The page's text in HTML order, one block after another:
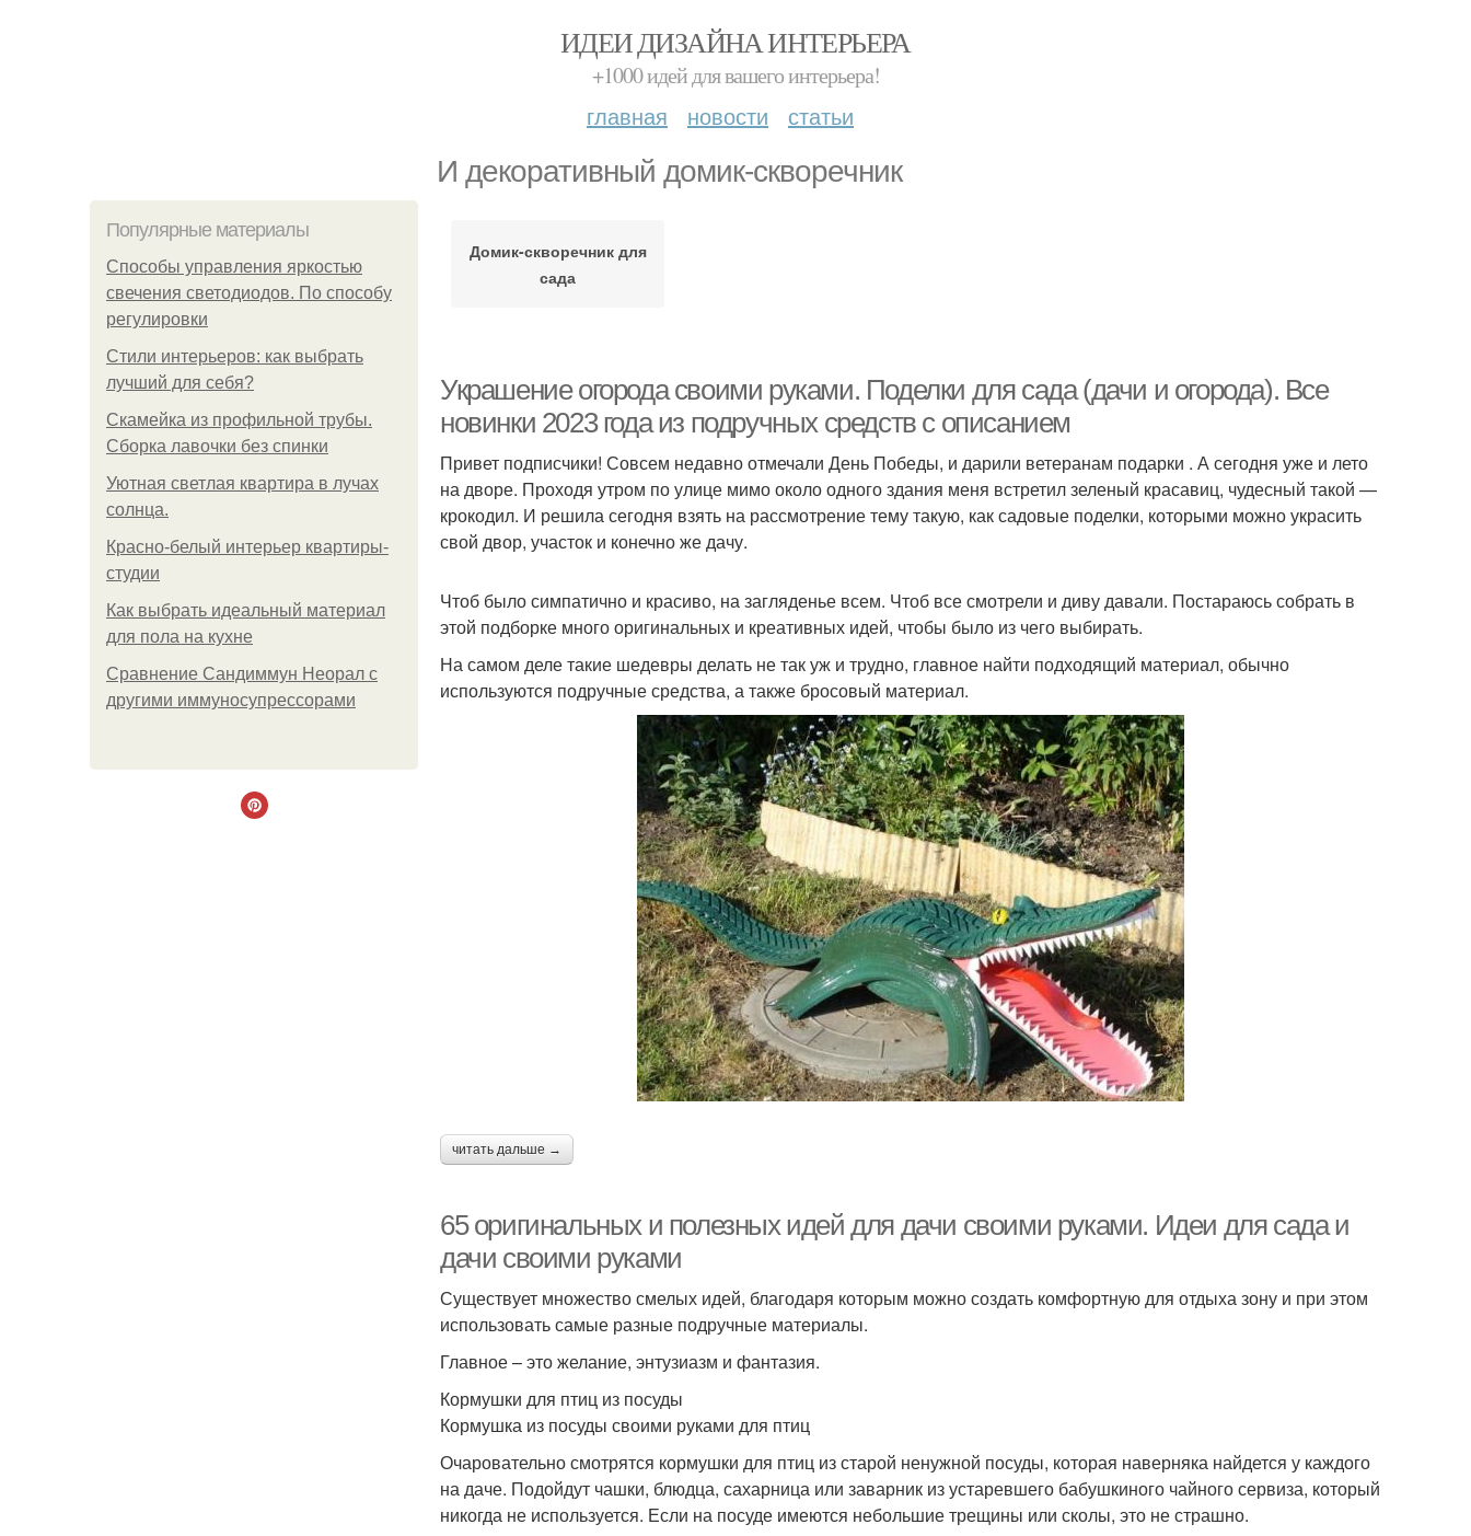
ИДЕИ ДИЗАЙНА ИНТЕРЬЕРА
+1000 идей для вашего интерьера!
главная новости статьи
И декоративный домик-скворечник
Популярные материалы
Способы управления яркостью
свечения светодиодов. По способу
регулировки
Стили интерьеров: как выбрать
лучший для себя?
Скамейка из профильной трубы.
Сборка лавочки без спинки
Уютная светлая квартира в лучах
солнца.
Красно-белый интерьер квартиры-
студии
Как выбрать идеальный материал
для пола на кухне
Сравнение Сандиммун Неорал с
другими иммуносупрессорами
Домик-скворечник для
сада
Украшение огорода своими руками. Поделки для сада (дачи и огорода). Все
новинки 2023 года из подручных средств с описанием
Привет подписчики! Совсем недавно отмечали День Победы, и дарили ветеранам подарки . А сегодня уже и лето
на дворе. Проходя утром по улице мимо около одного здания меня встретил зеленый красавиц, чудесный такой —
крокодил. И решила сегодня взять на рассмотрение тему такую, как садовые поделки, которыми можно украсить
свой двор, участок и конечно же дачу.
Чтоб было симпатично и красиво, на загляденье всем. Чтоб все смотрели и диву давали. Постараюсь собрать в
этой подборке много оригинальных и креативных идей, чтобы было из чего выбирать.
На самом деле такие шедевры делать не так уж и трудно, главное найти подходящий материал, обычно
используются подручные средства, а также бросовый материал.
читать дальше →
65 оригинальных и полезных идей для дачи своими руками. Идеи для сада и
дачи своими руками
Существует множество смелых идей, благодаря которым можно создать комфортную для отдыха зону и при этом
использовать самые разные подручные материалы.
Главное – это желание, энтузиазм и фантазия.
Кормушки для птиц из посуды
Кормушка из посуды своими руками для птиц
Очаровательно смотрятся кормушки для птиц из старой ненужной посуды, которая наверняка найдется у каждого
на даче. Подойдут чашки, блюдца, сахарница или заварник из устаревшего бабушкиного чайного сервиза, который
никогда не используется. Если на посуде имеются небольшие трещины или сколы, это не страшно.